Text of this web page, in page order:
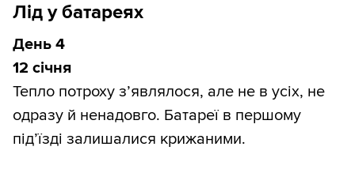
Лід у батареях
День 4
12 січня
Тепло потроху з’являлося, але не в усіх, не
одразу й ненадовго. Батареї в першому
під’їзді залишалися крижаними.